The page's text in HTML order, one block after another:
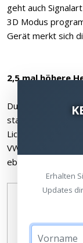
geht auch
3D Modus
Gerät merkt sich
2,5 mal höhere
Durch eine neue
statt 1000 Lm und
Lichtausbeute bis
VW90ES. Die
ebenfalls
Erhalten
Updates